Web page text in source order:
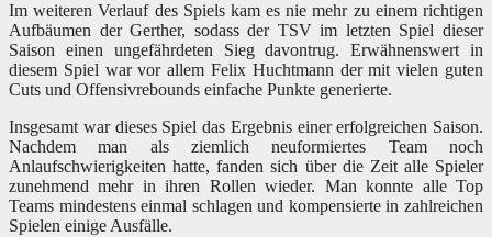
Im weiteren Verlauf des Spiels kam es nie mehr zu einem richtigen
Aufbäumen der Gerther, sodass der TSV im letzten Spiel dieser
Saison einen ungefährdeten Sieg davontrug. Erwähnenswert in
diesem Spiel war vor allem Felix Huchtmann der mit vielen guten
Cuts und Offensivrebounds einfache Punkte generierte.
Insgesamt war dieses Spiel das Ergebnis einer erfolgreichen Saison.
Nachdem man als ziemlich neuformiertes Team noch
Anlaufschwierigkeiten hatte, fanden sich über die Zeit alle Spieler
zunehmend mehr in ihren Rollen wieder. Man konnte alle Top
Teams mindestens einmal schlagen und kompensierte in zahlreichen
Spielen einige Ausfälle.